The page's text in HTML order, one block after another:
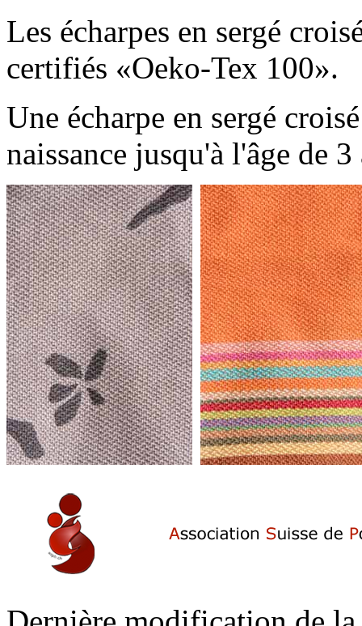
Les écharpes en sergé
certifiés «Oeko-Tex 100».
Une écharpe en sergé
naissance jusqu'à l'âge de